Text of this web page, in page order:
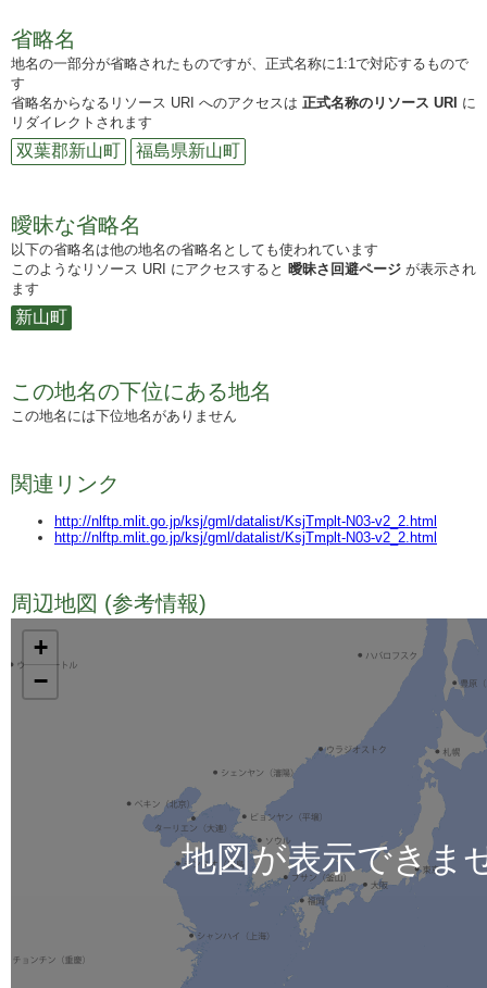
省略名
地名の一部分が省略されたものですが、正式名称に1:1で対応するもので
す
省略名からなるリソース URI へのアクセスは 正式名称のリソース URI に
リダイレクトされます
双葉郡新山町 福島県新山町
曖昧な省略名
以下の省略名は他の地名の省略名としても使われています
このようなリソース URI にアクセスすると 曖昧さ回避ページ が表示され
ます
新山町
この地名の下位にある地名
この地名には下位地名がありません
関連リンク
http://nlftp.mlit.go.jp/ksj/gml/datalist/KsjTmplt-N03-v2_2.html
http://nlftp.mlit.go.jp/ksj/gml/datalist/KsjTmplt-N03-v2_2.html
周辺地図 (参考情報)
+
−
地図が表示できま